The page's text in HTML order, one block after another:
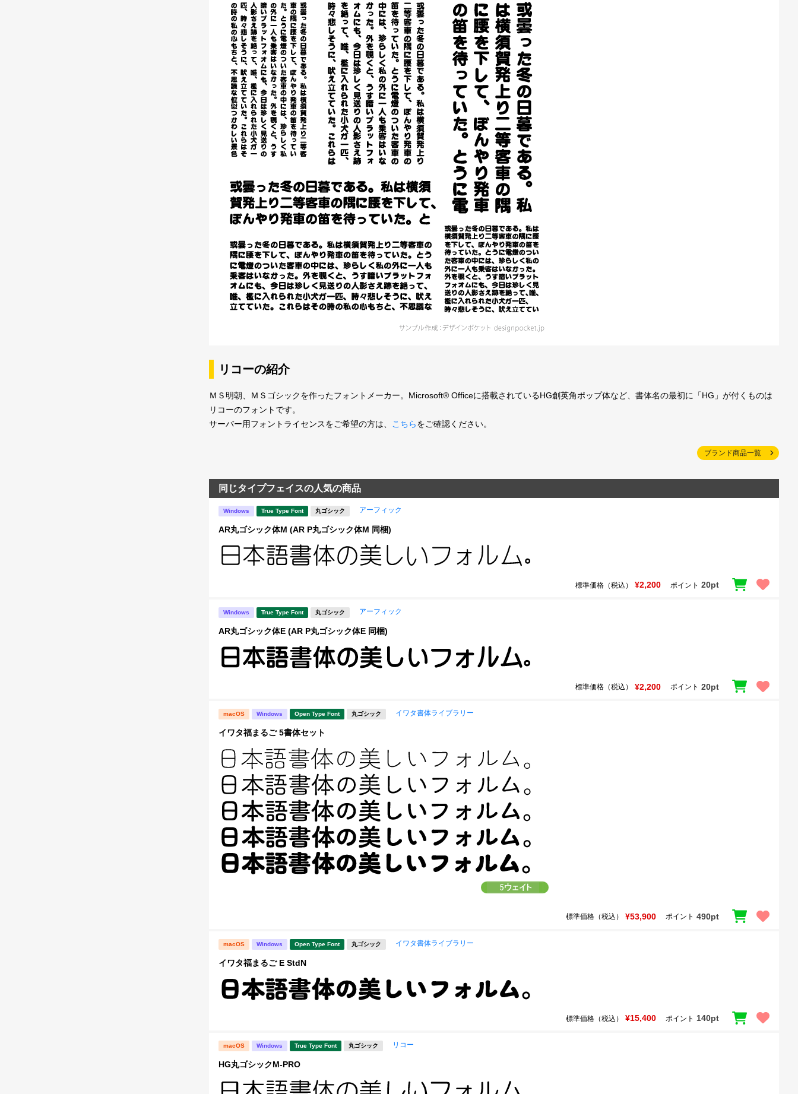
リコーの紹介
ＭＳ明朝、ＭＳゴシックを作ったフォントメーカー。Microsoft® Officeに搭載されているHG創英角ポップ体など、書体名の最初に「HG」が付くものは
リコーのフォントです。
サーバー用フォントライセンスをご希望の方は、
こちらをご確認ください。
ブランド商品一覧
同じタイプフェイスの人気の商品
Windows True Type Font 丸ゴシック アーフィック
AR丸ゴシック体M (AR P丸ゴシック体M 同梱)
標準価格（税込） ¥2,200 ポイント 20pt
Windows True Type Font 丸ゴシック アーフィック
AR丸ゴシック体E (AR P丸ゴシック体E 同梱)
標準価格（税込） ¥2,200 ポイント 20pt
macOS Windows Open Type Font 丸ゴシック イワタ書体ライブラリー
イワタ福まるご 5書体セット
標準価格（税込） ¥53,900 ポイント 490pt
macOS Windows Open Type Font 丸ゴシック イワタ書体ライブラリー
イワタ福まるご E StdN
標準価格（税込） ¥15,400 ポイント 140pt
macOS Windows True Type Font 丸ゴシック リコー
HG丸ゴシックM-PRO